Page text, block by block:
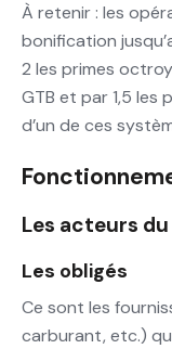
À retenir : les
bonification
2 les primes
GTB et par 1,5 les
d’un de ces
Les acteurs
Les obligés
Ce sont les
carburant, etc.)